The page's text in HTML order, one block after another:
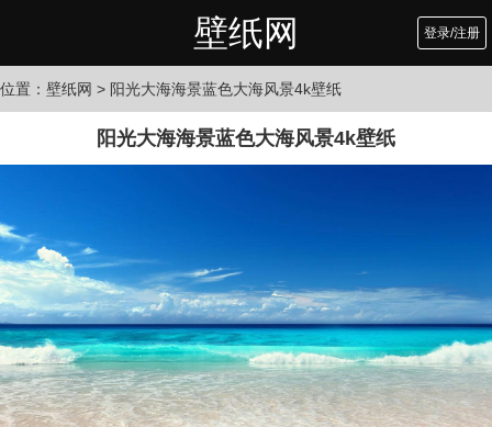
壁纸网 登录/注册
位置： 壁纸网 > 阳光大海海景蓝色大海风景4k壁纸
阳光大海海景蓝色大海风景4k壁纸